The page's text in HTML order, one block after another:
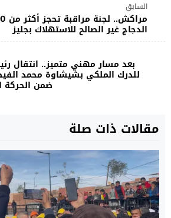
السابق
الدجاج غير الصالح للاستهلاك بجليز
بعد مسار مهني متميز.. انتقال
للدرك الملكي بشيشاوة محمد
ضمن الحركة
مقالات ذات صلة